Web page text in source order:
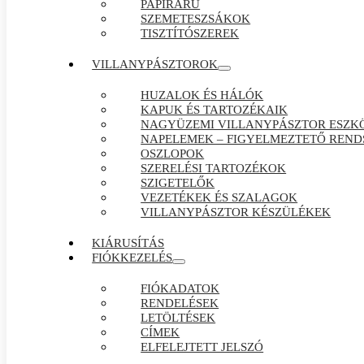
PAPÍRÁRÚ
SZEMETESZSÁKOK
TISZTÍTÓSZEREK
VILLANYPÁSZTOROK
HUZALOK ÉS HÁLÓK
KAPUK ÉS TARTOZÉKAIK
NAGYÜZEMI VILLANYPÁSZTOR
NAPELEMEK – FIGYELMEZTETŐ
OSZLOPOK
SZERELÉSI TARTOZÉKOK
SZIGETELŐK
VEZETÉKEK ÉS SZALAGOK
VILLANYPÁSZTOR KÉSZÜLÉKEK
KIÁRUSÍTÁS
FIÓKKEZELÉS
FIÓKADATOK
RENDELÉSEK
LETÖLTÉSEK
CÍMEK
ELFELEJTETT JELSZÓ